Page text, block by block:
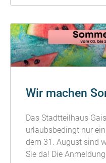
Wir machen
Das Stadtteilhaus
urlaubsbedingt nur
dem 31. August sind
Sie da! Die